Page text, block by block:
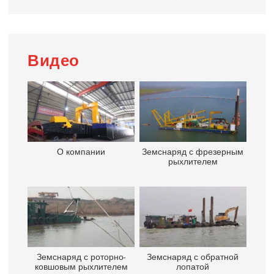
Видео
О компании
Земснаряд с фрезерным
рыхлителем
Земснаряд с роторно-
ковшовым рыхлителем
Земснаряд с обратной
лопатой